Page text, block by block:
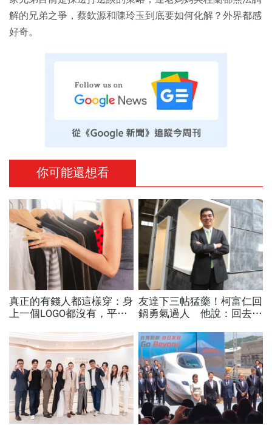
解的兄弟之爭，蔡欽源和陳玲玉到底要如何化解？外界都感
好奇。
你可能還想看
真正的有錢人都這樣穿：身
上一個LOGO都沒有，平凡
頂奢富豪的花錢智慧
友達下三帖猛藥！柯富仁回
鍋勇氣過人 他說：回去和